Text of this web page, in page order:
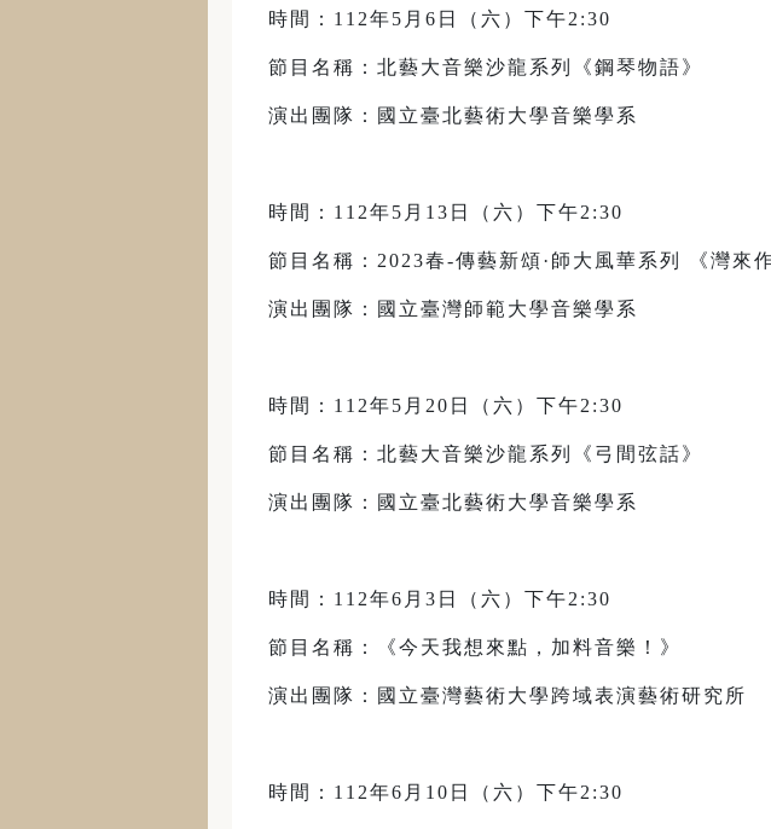
時間：112年5月6日（六）下午2:30
節目名稱：北藝大音樂沙龍系列《鋼琴物語》
演出團隊：國立臺北藝術大學音樂學系
時間：112年5月13日（六）下午2:30
節目名稱：2023春-傳藝新頌·師大風華系列 《灣來作
演出團隊：國立臺灣師範大學音樂學系
時間：112年5月20日（六）下午2:30
節目名稱：北藝大音樂沙龍系列《弓間弦話》
演出團隊：國立臺北藝術大學音樂學系
時間：112年6月3日（六）下午2:30
節目名稱：《今天我想來點，加料音樂！》
演出團隊：國立臺灣藝術大學跨域表演藝術研究所
時間：112年6月10日（六）下午2:30